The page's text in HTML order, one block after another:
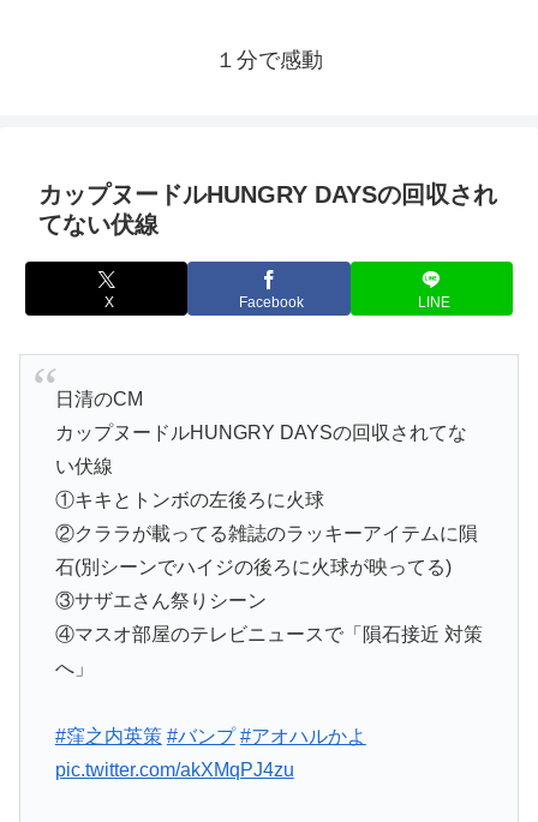
１分で感動
カップヌードルHUNGRY DAYSの回収され
てない伏線
X Facebook LINE
日清のCM
カップヌードルHUNGRY DAYSの回収されてな
い伏線
①キキとトンボの左後ろに火球
②クララが載ってる雑誌のラッキーアイテムに隕
石(別シーンでハイジの後ろに火球が映ってる)
③サザエさん祭りシーン
④マスオ部屋のテレビニュースで「隕石接近 対策
へ」
#窪之内英策 #バンプ #アオハルかよ
pic.twitter.com/akXMqPJ4zu